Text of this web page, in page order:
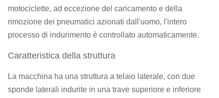
motociclette, ad eccezione del caricamento e della
rimozione dei pneumatici azionati dall'uomo, l'intero
processo di indurimento è controllato automaticamente.
Caratteristica della struttura
La macchina ha una struttura a telaio laterale, con due
sponde laterali indurite in una trave superiore e inferiore